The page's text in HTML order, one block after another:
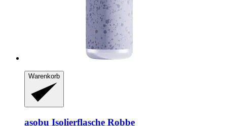
Warenkorb
asobu Isolierflasche Robbe